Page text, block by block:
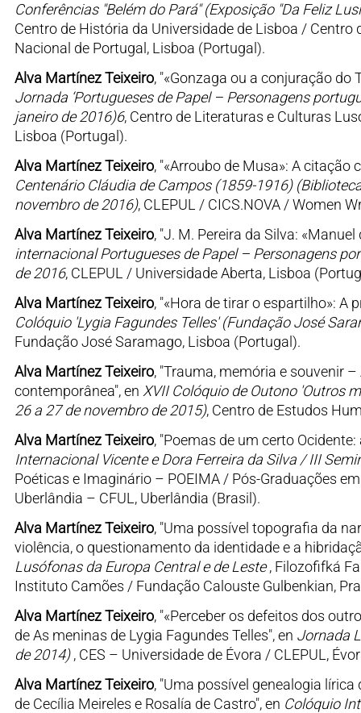
Conferências "Belém do Pará" (Exposição "Da Feliz
Centro de História da Universidade de Lisboa /
Nacional de Portugal, Lisboa (Portugal).
Alva Martínez Teixeiro, "«Gonzaga ou a conjuração do
Jornada ‘Portugueses de Papel – Personagens
janeiro de 2016)6, Centro de Literaturas e Culturas
Lisboa (Portugal).
Alva Martínez Teixeiro, "«Arroubo de Musa»: A citação
Centenário Cláudia de Campos (1859-1916)
novembro de 2016), CLEPUL / CICS.NOVA / Women
Alva Martínez Teixeiro, "J. M. Pereira da Silva:
internacional Portugueses de Papel – Personagens
de 2016, CLEPUL / Universidade Aberta, Lisboa
Alva Martínez Teixeiro, "«Hora de tirar o espartilho»: A
Colóquio 'Lygia Fagundes Telles' (Fundação José
Fundação José Saramago, Lisboa (Portugal).
Alva Martínez Teixeiro, "Trauma, memória e souvenir
contemporânea", en XVII Colóquio de Outono 'Outros
26 a 27 de novembro de 2015), Centro de Estudos
Alva Martínez Teixeiro, "Poemas de um certo
Internacional Vicente e Dora Ferreira da Silva / III
Poéticas e Imaginário – POEIMA / Pós-Graduações
Uberlândia – CFUL, Uberlândia (Brasil).
Alva Martínez Teixeiro, "Uma possível topografia da
violência, o questionamento da identidade e a
Lusófonas da Europa Central e de Leste, Filozofifká
Instituto Camões / Fundação Calouste Gulbenkian,
Alva Martínez Teixeiro, "«Perceber os defeitos dos
de As meninas de Lygia Fagundes Telles", en Jornada
de 2014), CES – Universidade de Évora / CLEPUL,
Alva Martínez Teixeiro, "Uma possível genealogia
de Cecília Meireles e Rosalía de Castro", en Colóquio